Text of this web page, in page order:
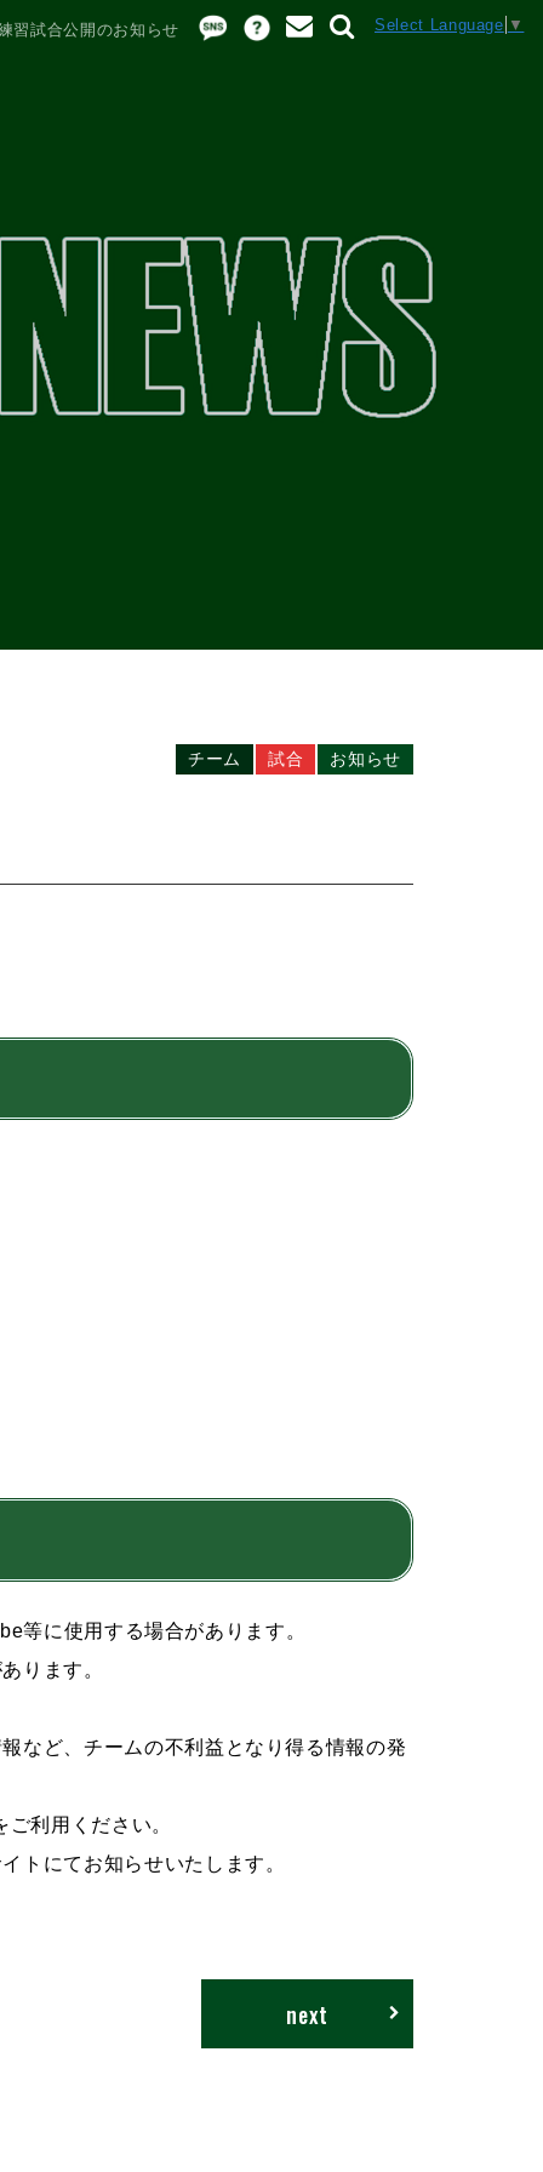
Select Language ▼
習試合公開のお知らせ
お知らせ
試合
チーム
等に使用する場合があります。
ります。
など、チームの不利益となり得る情報の発
利用ください。
トにてお知らせいたします。
next